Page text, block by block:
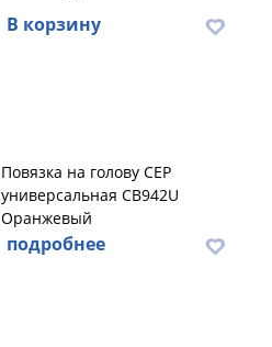
В корзину
Повязка на голову CEP
универсальная CB942U
Оранжевый
подробнее